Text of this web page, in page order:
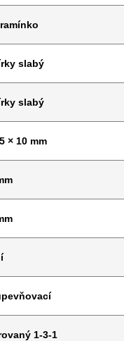
slabý
slabý
× 10 mm
1-3-1